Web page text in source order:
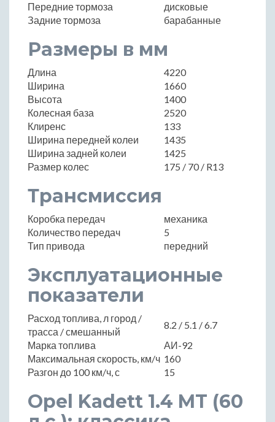
Передние тормоза
дисковые
Задние тормоза
барабанные
Размеры в мм
Длина
4220
Ширина
1660
Высота
1400
Колесная база
2520
Клиренс
133
Ширина передней колеи
1435
Ширина задней колеи
1425
Размер колес
175 / 70 / R13
Трансмиссия
Коробка передач
механика
Количество передач
5
Тип привода
передний
Эксплуатационные
показатели
Расход топлива, л город /
трасса / смешанный
8.2 / 5.1 / 6.7
Марка топлива
АИ-92
Максимальная скорость, км/ч 160
Разгон до 100 км/ч, с
15
Opel Kadett 1.4 MT (60